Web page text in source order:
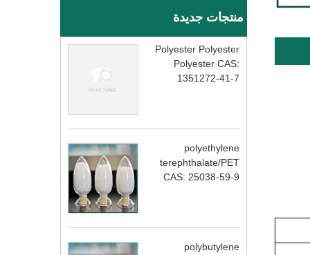
منتجات جديدة
Polyester Polyester
Polyester CAS:
1351272-41-7
polyethylene
terephthalate/PET
CAS: 25038-59-9
polybutylene